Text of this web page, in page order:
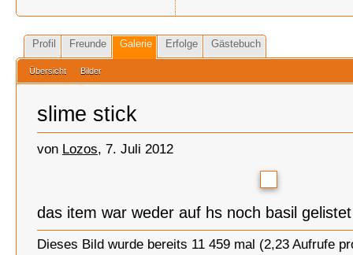
Profil Freunde Galerie Erfolge Gästebuch
Übersicht Bilder
slime stick
von Lozos, 7. Juli 2012
das item war weder auf hs noch basil gelistet
Dieses Bild wurde bereits 11 459 mal (2,23 Aufrufe